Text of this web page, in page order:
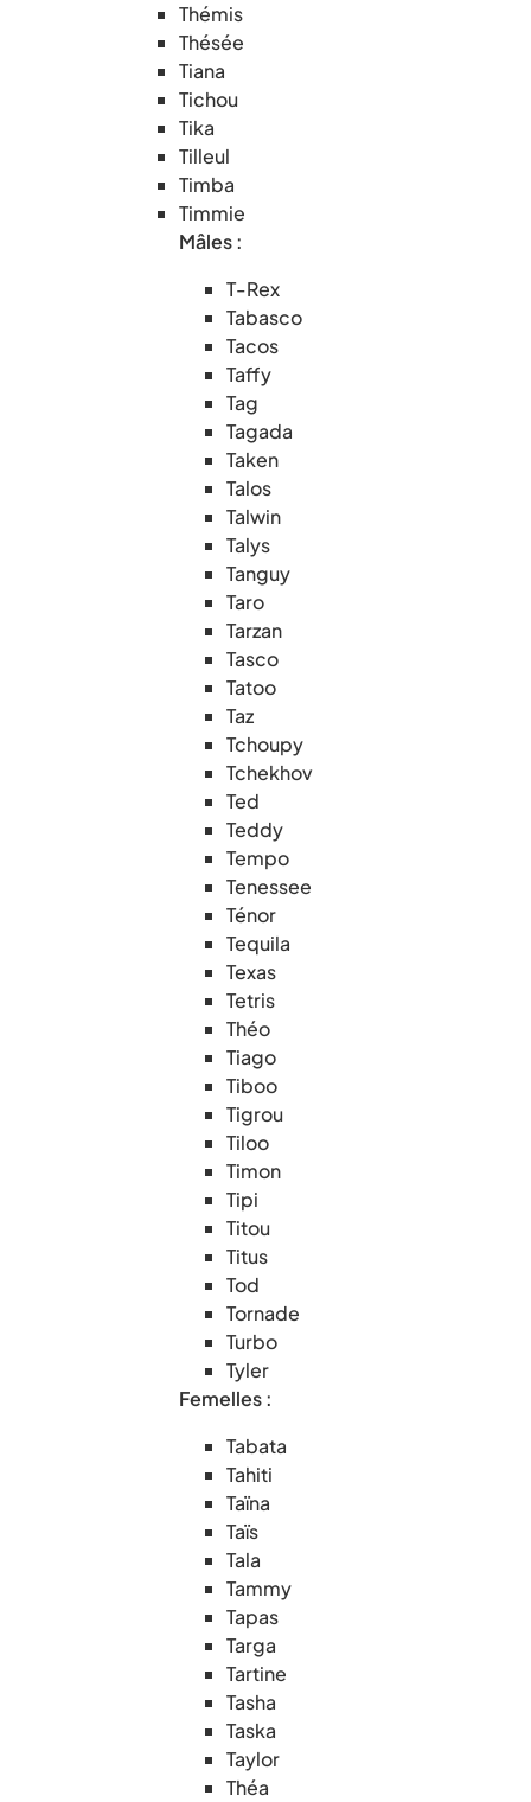
Thémis
Thésée
Tiana
Tichou
Tika
Tilleul
Timba
Timmie
Mâles :
T-Rex
Tabasco
Tacos
Taffy
Tag
Tagada
Taken
Talos
Talwin
Talys
Tanguy
Taro
Tarzan
Tasco
Tatoo
Taz
Tchoupy
Tchekhov
Ted
Teddy
Tempo
Tenessee
Ténor
Tequila
Texas
Tetris
Théo
Tiago
Tiboo
Tigrou
Tiloo
Timon
Tipi
Titou
Titus
Tod
Tornade
Turbo
Tyler
Femelles :
Tabata
Tahiti
Taïna
Taïs
Tala
Tammy
Tapas
Targa
Tartine
Tasha
Taska
Taylor
Théa